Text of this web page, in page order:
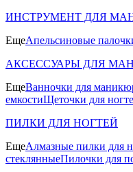
ИНСТРУМЕНТ ДЛЯ
ЕщеАпельсиновые
АКСЕССУАРЫ ДЛЯ
ЕщеВанночки для
емкостиЩеточки для
ПИЛКИ ДЛЯ НОГТЕЙ
ЕщеАлмазные пилки для
стеклянныеПилочки для